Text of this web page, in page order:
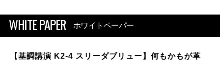
WHITE PAPER ホワイトペーパー
【基調講演 K2-4 スリーダブリュー】何もかもが革